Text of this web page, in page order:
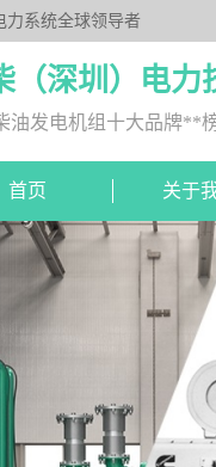
力系统全球领导者
（深圳）电力
油发电机组十大品牌**
首页 关于